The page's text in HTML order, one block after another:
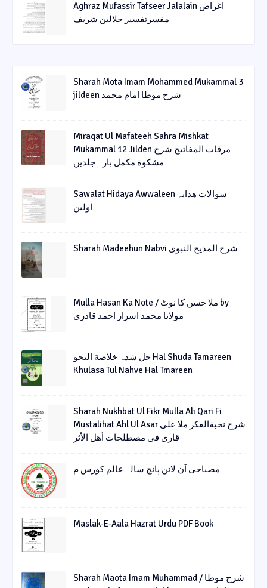
Aghraz Mufassir Tafseer Jalalain اغراض
مفسرتفسیر جلالین شریف
Sharah Mota Imam Mohammed Mukammal 3
jildeen شرح موطا امام محمد
Miraqat Ul Mafateeh Sahra Mishkat
Mukammal 12 Jilden مرقات المفاتیح شرح
مشکوة مکمل بارہ جلدیں
Sawalat Hidaya Awwaleen سوالات ھدایہ
اولین
Sharah Madeehun Nabvi شرح المدیح النبوی
Mulla Hasan Ka Note / ملا حسن کا نوٹ by
مولانا محمد اسرار احمد قادری
حل شدہ خلاصة النحو Hal Shuda Tamareen
Khulasa Tul Nahve Hal Tmareen
Sharah Nukhbat Ul Fikr Mulla Ali Qari Fi
Mustalihat Ahl Ul Asar شرح نخبةالفکر ملا علی
قاری فی مصطلحات أھل الأثر
مصباحی آن لائن پانچ سالہ عالم کورس م
Maslak-E-Aala Hazrat Urdu PDF Book
Sharah Maota Imam Muhammad / شرح موطا